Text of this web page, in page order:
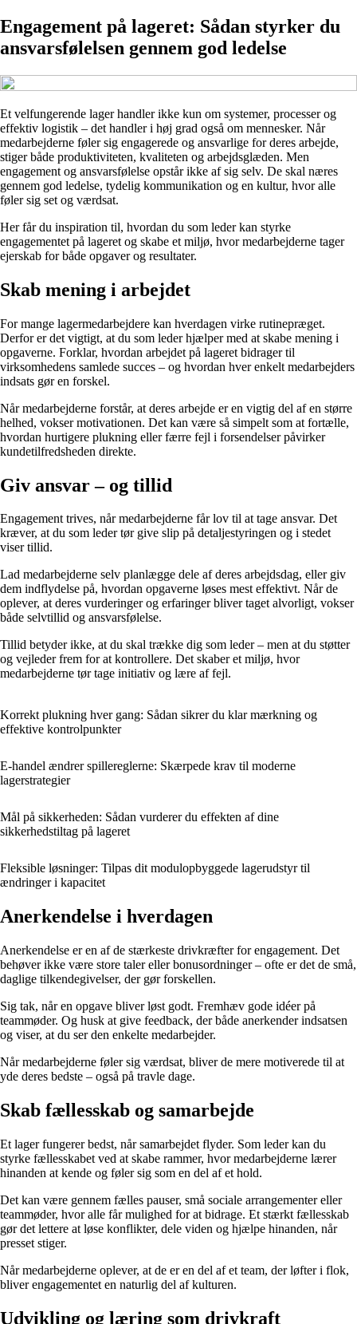
Engagement på lageret: Sådan styrker du
ansvarsfølelsen gennem god ledelse
Et velfungerende lager handler ikke kun om systemer, processer og
effektiv logistik – det handler i høj grad også om mennesker. Når
medarbejderne føler sig engagerede og ansvarlige for deres arbejde,
stiger både produktiviteten, kvaliteten og arbejdsglæden. Men
engagement og ansvarsfølelse opstår ikke af sig selv. De skal næres
gennem god ledelse, tydelig kommunikation og en kultur, hvor alle
føler sig set og værdsat.
Her får du inspiration til, hvordan du som leder kan styrke
engagementet på lageret og skabe et miljø, hvor medarbejderne tager
ejerskab for både opgaver og resultater.
Skab mening i arbejdet
For mange lagermedarbejdere kan hverdagen virke rutinepræget.
Derfor er det vigtigt, at du som leder hjælper med at skabe mening i
opgaverne. Forklar, hvordan arbejdet på lageret bidrager til
virksomhedens samlede succes – og hvordan hver enkelt medarbejders
indsats gør en forskel.
Når medarbejderne forstår, at deres arbejde er en vigtig del af en større
helhed, vokser motivationen. Det kan være så simpelt som at fortælle,
hvordan hurtigere plukning eller færre fejl i forsendelser påvirker
kundetilfredsheden direkte.
Giv ansvar – og tillid
Engagement trives, når medarbejderne får lov til at tage ansvar. Det
kræver, at du som leder tør give slip på detaljestyringen og i stedet
viser tillid.
Lad medarbejderne selv planlægge dele af deres arbejdsdag, eller giv
dem indflydelse på, hvordan opgaverne løses mest effektivt. Når de
oplever, at deres vurderinger og erfaringer bliver taget alvorligt, vokser
både selvtillid og ansvarsfølelse.
Tillid betyder ikke, at du skal trække dig som leder – men at du støtter
og vejleder frem for at kontrollere. Det skaber et miljø, hvor
medarbejderne tør tage initiativ og lære af fejl.
Korrekt plukning hver gang: Sådan sikrer du klar mærkning og
effektive kontrolpunkter
E-handel ændrer spillereglerne: Skærpede krav til moderne
lagerstrategier
Mål på sikkerheden: Sådan vurderer du effekten af dine
sikkerhedstiltag på lageret
Fleksible løsninger: Tilpas dit modulopbyggede lagerudstyr til
ændringer i kapacitet
Anerkendelse i hverdagen
Anerkendelse er en af de stærkeste drivkræfter for engagement. Det
behøver ikke være store taler eller bonusordninger – ofte er det de små,
daglige tilkendegivelser, der gør forskellen.
Sig tak, når en opgave bliver løst godt. Fremhæv gode idéer på
teammøder. Og husk at give feedback, der både anerkender indsatsen
og viser, at du ser den enkelte medarbejder.
Når medarbejderne føler sig værdsat, bliver de mere motiverede til at
yde deres bedste – også på travle dage.
Skab fællesskab og samarbejde
Et lager fungerer bedst, når samarbejdet flyder. Som leder kan du
styrke fællesskabet ved at skabe rammer, hvor medarbejderne lærer
hinanden at kende og føler sig som en del af et hold.
Det kan være gennem fælles pauser, små sociale arrangementer eller
teammøder, hvor alle får mulighed for at bidrage. Et stærkt fællesskab
gør det lettere at løse konflikter, dele viden og hjælpe hinanden, når
presset stiger.
Når medarbejderne oplever, at de er en del af et team, der løfter i flok,
bliver engagementet en naturlig del af kulturen.
Udvikling og læring som drivkraft